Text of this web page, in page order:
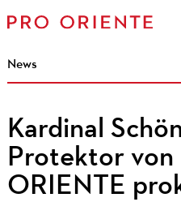
News
Kardinal
Protektor von
ORIENTE